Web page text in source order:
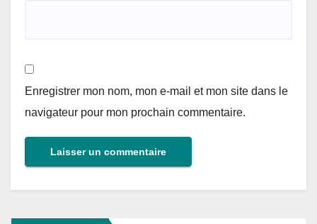
Enregistrer mon nom, mon e-mail et mon site dans le
navigateur pour mon prochain commentaire.